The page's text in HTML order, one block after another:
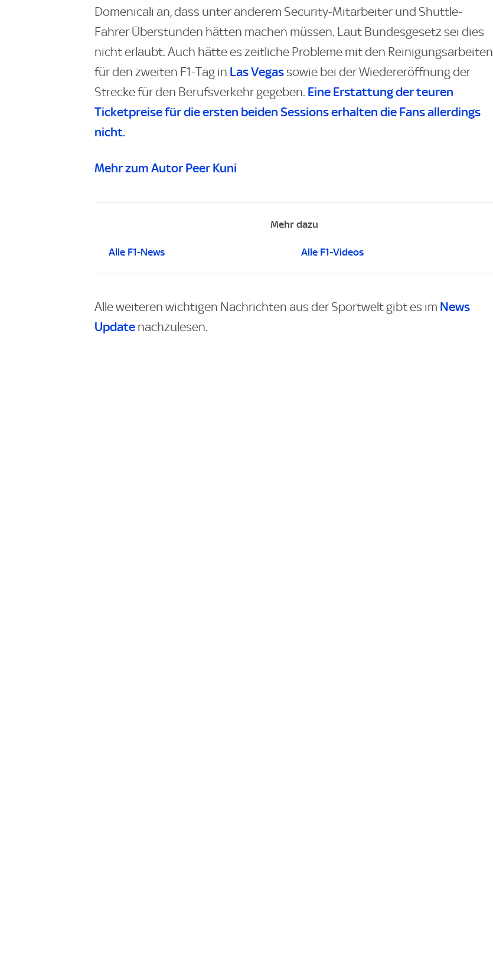
Domenicali an, dass unter anderem Security-Mitarbeiter und Shuttle-
Fahrer Überstunden hätten machen müssen. Laut Bundesgesetz sei dies
nicht erlaubt. Auch hätte es zeitliche Probleme mit den Reinigungsarbeiten
für den zweiten F1-Tag in Las Vegas sowie bei der Wiedereröffnung der
Strecke für den Berufsverkehr gegeben. Eine Erstattung der teuren
Ticketpreise für die ersten beiden Sessions erhalten die Fans allerdings
nicht.
Mehr zum Autor Peer Kuni
Mehr dazu
Alle F1-News Alle F1-Videos
Alle weiteren wichtigen Nachrichten aus der Sportwelt gibt es im News
Update nachzulesen.